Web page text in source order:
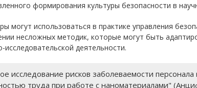
формирования культуры безопасности в
могут использоваться в практике управления
несложных методик, которые могут быть
деятельности.
исследование рисков заболеваемости
труда при работе с наноматериалами"